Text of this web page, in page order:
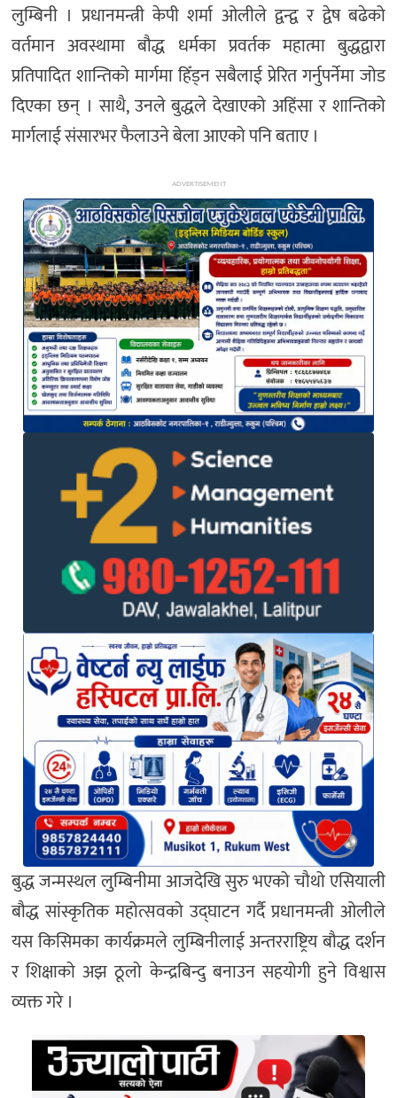
लुम्बिनी । प्रधानमन्त्री केपी शर्मा ओलीले द्वन्द्व र द्वेष बढेको
वर्तमान अवस्थामा बौद्ध धर्मका प्रवर्तक महात्मा बुद्धद्वारा
प्रतिपादित शान्तिको मार्गमा हिँड्न सबैलाई प्रेरित गर्नुपर्नेमा जोड
दिएका छन् । साथै, उनले बुद्धले देखाएको अहिंसा र शान्तिको
मार्गलाई संसारभर फैलाउने बेला आएको पनि बताए ।
ADVERTISEMENT
बुद्ध जन्मस्थल लुम्बिनीमा आजदेखि सुरु भएको चौथो एसियाली
बौद्ध सांस्कृतिक महोत्सवको उद्घाटन गर्दै प्रधानमन्त्री ओलीले
यस किसिमका कार्यक्रमले लुम्बिनीलाई अन्तरराष्ट्रिय बौद्ध दर्शन
र शिक्षाको अझ ठूलो केन्द्रबिन्दु बनाउन सहयोगी हुने विश्वास
व्यक्त गरे ।